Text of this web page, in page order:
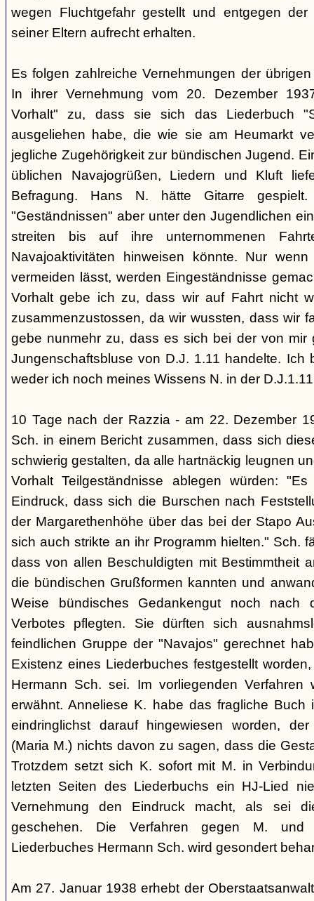
wegen Fluchtgefahr gestellt und entgegen
seiner Eltern aufrecht erhalten.
Es folgen zahlreiche Vernehmungen der
In ihrer Vernehmung vom 20. Dezember
Vorhalt" zu, dass sie sich das Liederbuch
ausgeliehen habe, die wie sie am Heumarkt
jegliche Zugehörigkeit zur bündischen Jugend.
üblichen Navajogrüßen, Liedern und Kluft
Befragung. Hans N. hätte Gitarre
"Geständnissen" aber unter den Jugendlichen
streiten bis auf ihre unternommenen
Navajoaktivitäten hinweisen könnte. Nur
vermeiden lässt, werden Eingeständnisse
Vorhalt gebe ich zu, dass wir auf Fahrt nicht
zusammenzustossen, da wir wussten, dass wir
gebe nunmehr zu, dass es sich bei der von mir
Jungenschaftsbluse von D.J. 1.11 handelte. Ich
weder ich noch meines Wissens N. in der
10 Tage nach der Razzia - am 22. Dezember
Sch. in einem Bericht zusammen, dass sich
schwierig gestalten, da alle hartnäckig leugnen
Vorhalt Teilgeständnisse ablegen würden:
Eindruck, dass sich die Burschen nach
der Margarethenhöhe über das bei der Stapo
sich auch strikte an ihr Programm hielten." Sch.
dass von allen Beschuldigten mit Bestimmtheit
die bündischen Grußformen kannten und
Weise bündisches Gedankengut noch nach
Verbotes pflegten. Sie dürften sich
feindlichen Gruppe der "Navajos" gerechnet
Existenz eines Liederbuches festgestellt
Hermann Sch. sei. Im vorliegenden Verfahren
erwähnt. Anneliese K. habe das fragliche Buch
eindringlichst darauf hingewiesen worden,
(Maria M.) nichts davon zu sagen, dass die
Trotzdem setzt sich K. sofort mit M. in
letzten Seiten des Liederbuchs ein HJ-Lied
Vernehmung den Eindruck macht, als sei
geschehen. Die Verfahren gegen M. und
Liederbuches Hermann Sch. wird gesondert
Am 27. Januar 1938 erhebt der